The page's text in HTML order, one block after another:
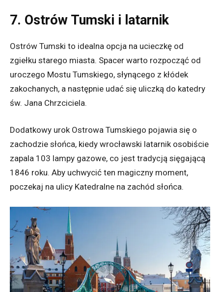
7. Ostrów Tumski i latarnik
Ostrów Tumski to idealna opcja na ucieczkę od
zgiełku starego miasta. Spacer warto rozpocząć od
uroczego Mostu Tumskiego, słynącego z kłódek
zakochanych, a następnie udać się uliczką do katedry
św. Jana Chrzciciela.
Dodatkowy urok Ostrowa Tumskiego pojawia się o
zachodzie słońca, kiedy wrocławski latarnik osobiście
zapala 103 lampy gazowe, co jest tradycją sięgającą
1846 roku. Aby uchwycić ten magiczny moment,
poczekaj na ulicy Katedralne na zachód słońca.